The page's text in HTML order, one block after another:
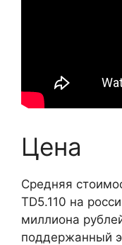
Цена
Средняя
TD5.110 на
миллиона
поддержанный